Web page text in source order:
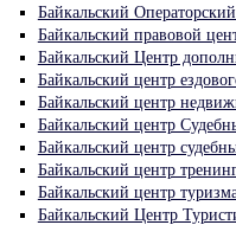
Байкальский
Байкальский правовой
Байкальский Центр
Байкальский центр
Байкальский центр
Байкальский центр
Байкальский центр
Байкальский центр
Байкальский центр
Байкальский Центр